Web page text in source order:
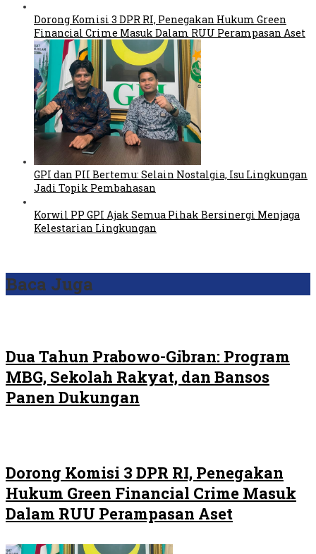
Dorong Komisi 3 DPR RI, Penegakan Hukum Green
Financial Crime Masuk Dalam RUU Perampasan Aset
GPI dan PII Bertemu: Selain Nostalgia, Isu Lingkungan
Jadi Topik Pembahasan
Korwil PP GPI Ajak Semua Pihak Bersinergi Menjaga
Kelestarian Lingkungan
Baca Juga
Dua Tahun Prabowo-Gibran: Program
MBG, Sekolah Rakyat, dan Bansos
Panen Dukungan
Dorong Komisi 3 DPR RI, Penegakan
Hukum Green Financial Crime Masuk
Dalam RUU Perampasan Aset